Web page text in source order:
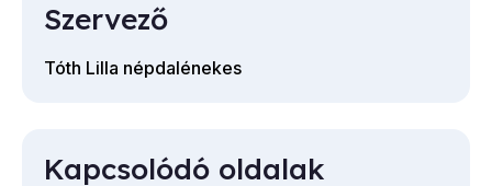
Szervező
Tóth Lilla népdalénekes
Kapcsolódó oldalak